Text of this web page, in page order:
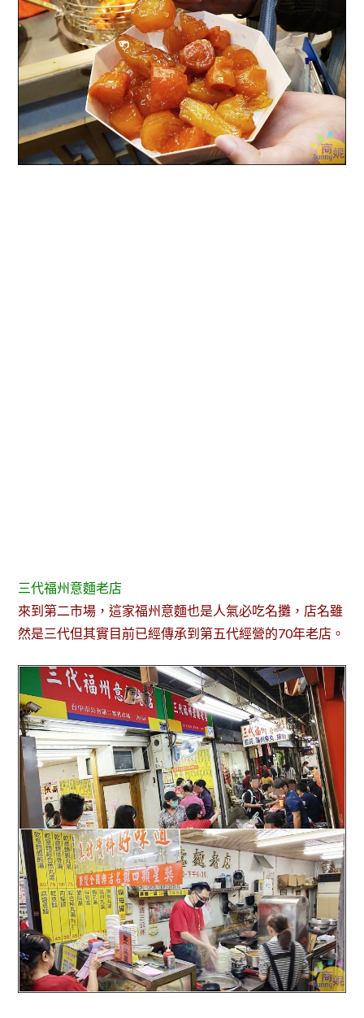
三代福州意麵老店
來到第二市場，這家福州意麵也是人氣必吃名攤，店名雖
然是三代但其實目前已經傳承到第五代經營的70年老店。